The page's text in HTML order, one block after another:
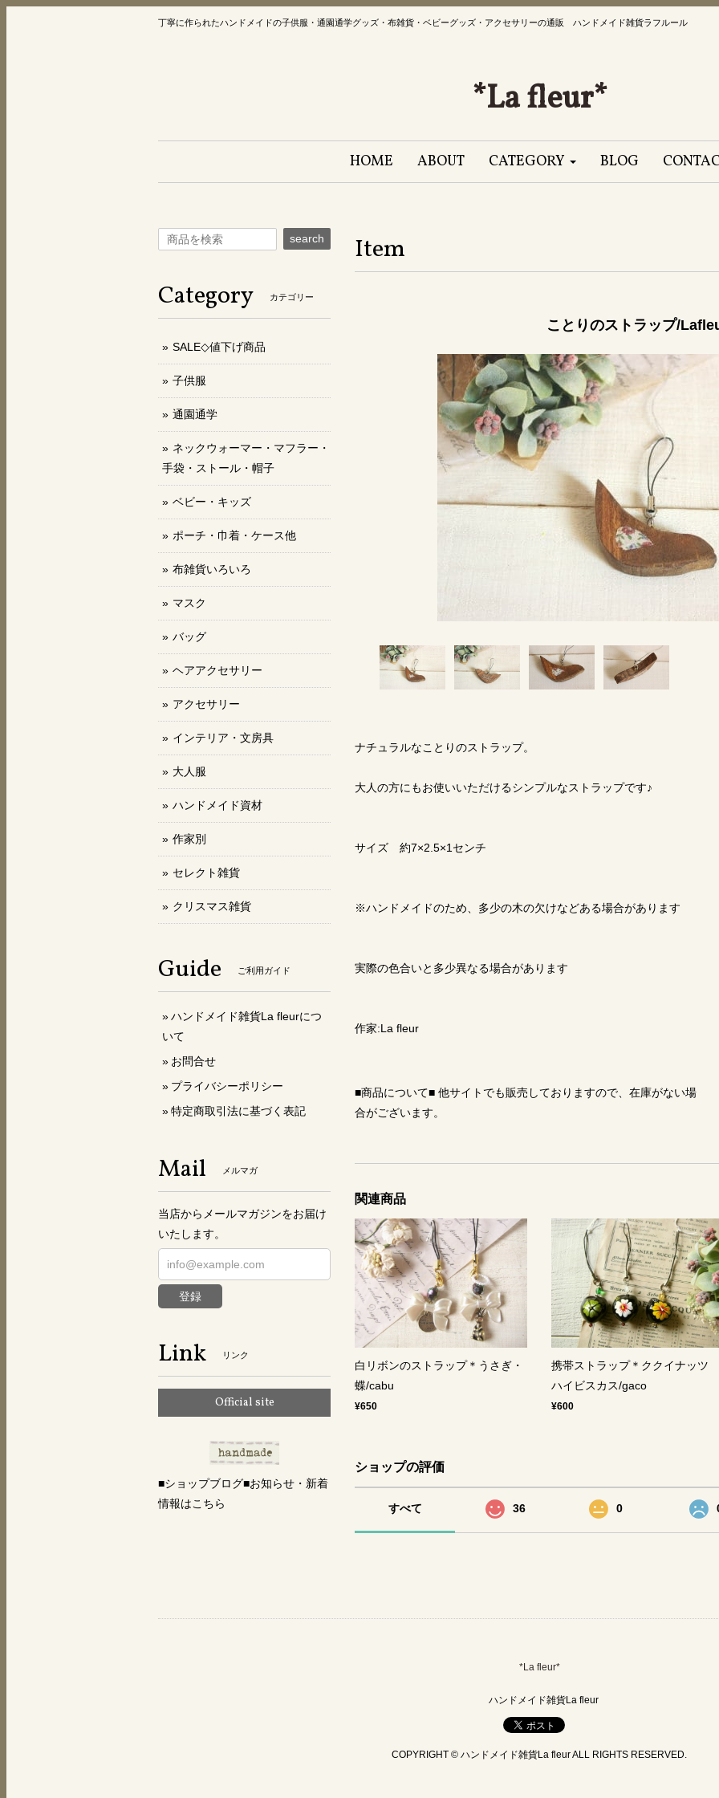
丁寧に作られたハンドメイドの子供服・通園通学グッズ・布雑貨・ベビーグッズ・アクセサリーの通販 ハンドメイド雑貨ラフルール
*La fleur*
HOME ABOUT CATEGORY BLOG
Item
ことりのストラップ/
ナチュラルなことりのストラップ。
大人の方にもお使いいただけるシンプルなストラップです♪
サイズ 約7×2.5×1センチ
※ハンドメイドのため、多少の木の欠けなどある場合があります
実際の色合いと多少異なる場合があります
作家:La fleur
■商品について■ 他サイトでも販売しておりますので、在庫がない場
合がございます。
関連商品
白リボンのストラップ＊うさぎ・
蝶/cabu
¥650
携帯ストラップ＊ククイナッツ
ハイビスカス/gaco
¥600
ショップの評価
すべて 36 0
search
Category カテゴリー
SALE◇値下げ商品
子供服
通園通学
ネックウォーマー・マフラー・
手袋・ストール・帽子
ベビー・キッズ
ポーチ・巾着・ケース他
布雑貨いろいろ
マスク
バッグ
ヘアアクセサリー
アクセサリー
インテリア・文房具
大人服
ハンドメイド資材
作家別
セレクト雑貨
クリスマス雑貨
Guide ご利用ガイド
ハンドメイド雑貨La fleurにつ
いて
お問合せ
プライバシーポリシー
特定商取引法に基づく表記
Mail メルマガ
当店からメールマガジンをお届け
いたします。
登録
Link リンク
Official site
■ショップブログ■お知らせ・新着
情報はこちら
*La fleur*
ハンドメイド雑貨La fleur
COPYRIGHT © ハンドメイド雑貨La fleur ALL RIGHTS RESERVED.